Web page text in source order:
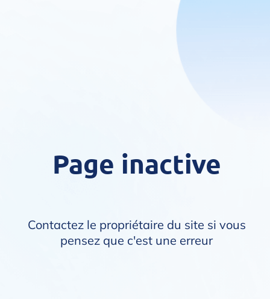
Page inactive
Contactez le propriétaire du site si vous
pensez que c'est une erreur